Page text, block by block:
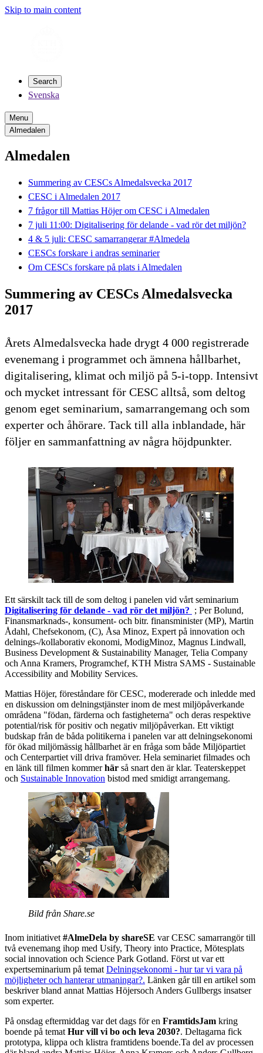
Skip to main content
Search
Svenska
Menu
Almedalen
Almedalen
Summering av CESCs Almedalsvecka 2017
CESC i Almedalen 2017
7 frågor till Mattias Höjer om CESC i Almedalen
7 juli 11:00: Digitalisering för delande - vad rör det miljön?
4 & 5 juli: CESC samarrangerar #Almedela
CESCs forskare i andras seminarier
Om CESCs forskare på plats i Almedalen
Summering av CESCs Almedalsvecka
2017
Årets Almedalsvecka hade drygt 4 000 registrerade
evenemang i programmet och ämnena hållbarhet,
digitalisering, klimat och miljö på 5-i-topp. Intensivt
och mycket intressant för CESC alltså, som deltog
genom eget seminarium, samarrangemang och som
experter och åhörare. Tack till alla inblandade, här
följer en sammanfattning av några höjdpunkter.
Ett särskilt tack till de som deltog i panelen vid vårt seminarium
Digitalisering för delande - vad rör det miljön? ; Per Bolund,
Finansmarknads-, konsument- och bitr. finansminister (MP), Martin
Ådahl, Chefsekonom, (C), Åsa Minoz, Expert på innovation och
delnings-/kollaborativ ekonomi, ModigMinoz, Magnus Lindwall,
Business Development & Sustainability Manager, Telia Company
och Anna Kramers, Programchef, KTH Mistra SAMS - Sustainable
Accessibility and Mobility Services.
Mattias Höjer, föreståndare för CESC, modererade och inledde med
en diskussion om delningstjänster inom de mest miljöpåverkande
områdena "födan, färderna och fastigheterna" och deras respektive
potential/risk för positiv och negativ miljöpåverkan. Ett viktigt
budskap från de båda politikerna i panelen var att delningsekonomi
för ökad miljömässig hållbarhet är en fråga som både Miljöpartiet
och Centerpartiet vill driva framöver. Hela seminariet filmades och
en länk till filmen kommerhär så snart den är klar. Teaterskeppet
och Sustainable Innovation bistod med smidigt arrangemang.
Bild från Share.se
Inom initiativet #AlmeDela by shareSE var CESC samarrangör till
två evenemang ihop med Usify, Theory into Practice, Mötesplats
social innovation och Science Park Gotland. Först ut var ett
expertseminarium på temat Delningsekonomi - hur tar vi vara på
möjligheter och hanterar utmaningar?. Länken går till en artikel som
beskriver bland annat Mattias Höjersoch Anders Gullbergs insatser
som experter.
På onsdag eftermiddag var det dags för en FramtidsJam kring
boende på temat Hur vill vi bo och leva 2030?. Deltagarna fick
prototypa, klippa och klistra framtidens boende.Ta del av processen